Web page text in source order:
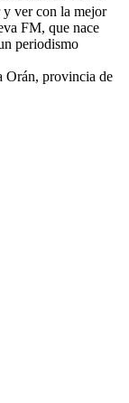
y ver con la mejor
FM, que nace
periodismo
Orán, provincia de